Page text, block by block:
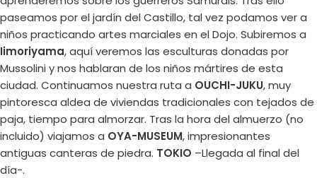
paseamos por el jardín del Castillo, tal vez podamos ver a
niños practicando artes marciales en el Dojo. Subiremos a
Iimoriyama, aquí veremos las esculturas donadas por
Mussolini y nos hablaran de los niños mártires de esta
ciudad. Continuamos nuestra ruta a OUCHI-JUKU, muy
pintoresca aldea de viviendas tradicionales con tejados de
paja, tiempo para almorzar. Tras la hora del almuerzo (no
incluido) viajamos a OYA-MUSEUM, impresionantes
antiguas canteras de piedra. TOKIO –Llegada al final del
día-.